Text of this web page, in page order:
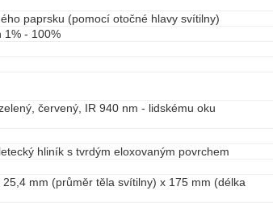
paprsku (pomocí otočné hlavy svítilny)
1% - 100%
červený, IR 940 nm - lidskému oku
hliník s tvrdým eloxovaným povrchem
mm (průměr těla svítilny) x 175 mm (délka